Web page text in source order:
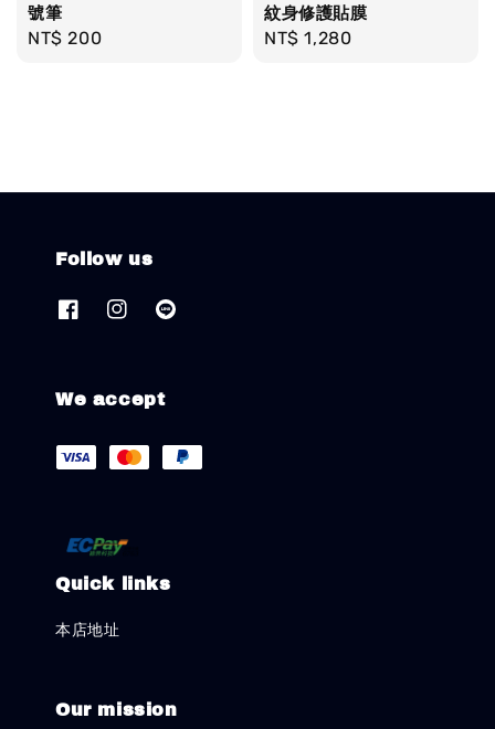
號筆
Regular
NT$ 200
紋身修護貼膜
Regular
NT$ 1,280
Follow us
We accept
Quick links
本店地址
Our mission